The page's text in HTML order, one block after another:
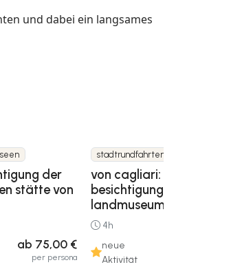
und dabei ein langsames
der
stätte von
ab 75,00 €
per persona
stadtrundfahrten und traditionen
von cagliari: geführte
besichtigung des
landmuseums san sperate
4h
neue
Aktivität